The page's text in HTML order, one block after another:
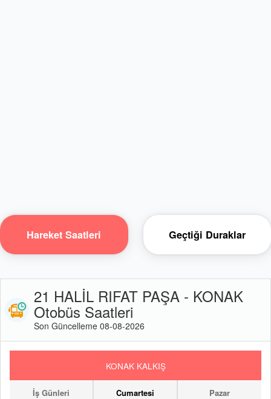
Hareket Saatleri Geçtiği Duraklar
21 HALİL RIFAT PAŞA - KONAK
Otobüs Saatleri
Son Güncelleme 08-08-2026
KONAK KALKIŞ
İş Günleri Cumartesi Pazar